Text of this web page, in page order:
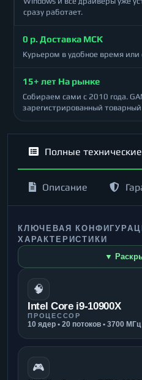
сразу работает.
0 р. Доставка МСК
Курьером в удобное время
15+ лет На рынке
Собираем сами с 2010 года.
зарегистрированный товарный
Полные
Описание
КЛЮЧЕВАЯ
ХАРАКТЕРИСТИКИ
▼
🧠
Intel Core i9-10900X
ПРОЦЕССОР
10 ядер • 20 потоков • 3700 МГц
🎮